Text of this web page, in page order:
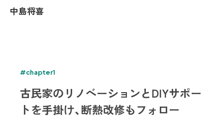
中島将喜
#chapter1
古民家のリノベーションとDIYサポー
トを手掛け、断熱改修もフォロー